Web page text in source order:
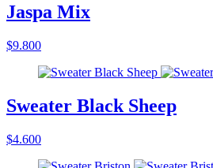
Jaspa Mix
$9.800
Sweater Black Sheep
$4.600